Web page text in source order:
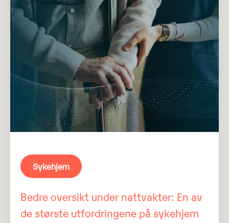
Sykehjem
Bedre oversikt under nattvakter: En av
de største utfordringene på sykehjem